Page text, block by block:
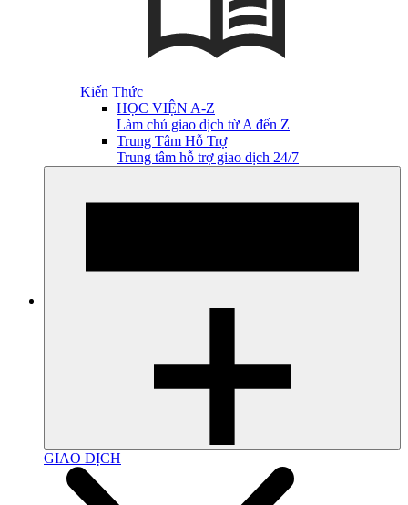
Kiến Thức
HỌC VIỆN A-Z
Làm chủ giao dịch từ A đến Z
Trung Tâm Hỗ Trợ
Trung tâm hỗ trợ giao dịch 24/7
GIAO DỊCH